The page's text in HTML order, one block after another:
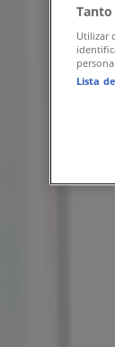
Utilizar
Lista